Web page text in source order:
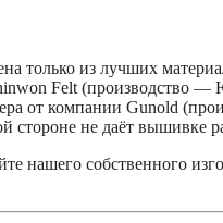
только из лучших
Felt (производство —
от компании Gunold
стороне не даёт вышивке
нашего собственного